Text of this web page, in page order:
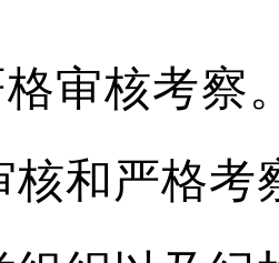
格审核考察
核和严格考